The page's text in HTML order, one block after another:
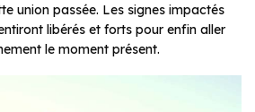
union passée. Les signes impactés
libérés et forts pour enfin aller
le moment présent.